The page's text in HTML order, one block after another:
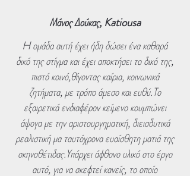
Μάνος Δούκας, Katiousa
H ομάδα αυτή έχει ήδη δώσει ένα καθαρά
δικό της στίγμα και έχει αποκτήσει το δικό της,
πιστό κοινό,θίγοντας καίρια, κοινωνικά
ζητήματα, με τρόπο άμεσο και ευθύ.Το
εξαιρετικά ενδιαφέρον κείμενο κουμπώνει
άψογα με την αριστουργηματική, διεισδυτικά
ρεαλιστική μα ταυτόχρονα ευαίσθητη ματιά της
σκηνοθέτιδας.Υπάρχει άφθονο υλικό στο έργο
αυτό, για να σκεφτεί κανείς, το οποίο